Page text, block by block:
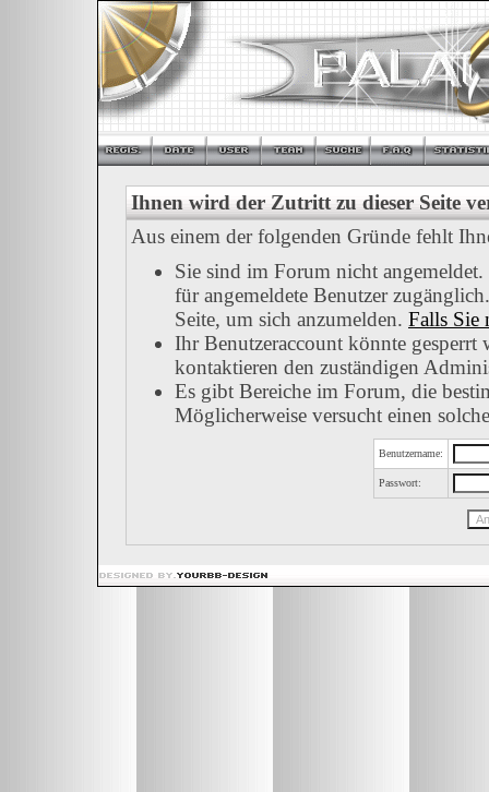
Ihnen wird der Zutritt zu dieser Seite
Aus einem der folgenden Gründe fehlt
Sie sind im Forum nicht
für angemeldete Benutzer
Seite, um sich anzumelden. Falls Sie
Ihr Benutzeraccount könnte gesperrt
kontaktieren den zuständigen
Es gibt Bereiche im Forum, die
Möglicherweise versucht einen
Benutzername:
Passwort: